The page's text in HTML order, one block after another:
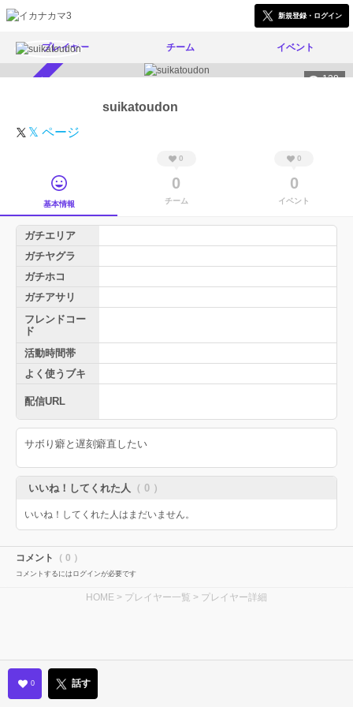
新規登録・ログイン
プレイヤー チーム イベント
128
suikatoudon
𝕏 ページ
基本情報
0
0
チーム
0
0
イベント
ガチエリア
ガチヤグラ
ガチホコ
ガチアサリ
フレンドコー
ド
活動時間帯
よく使うブキ
配信URL
サボり癖と遅刻癖直したい
いいね！してくれた人 （ 0 ）
いいね！してくれた人はまだいません。
コメント （ 0 ）
コメントするにはログインが必要です
HOME > プレイヤー一覧 > プレイヤー詳細
0 話す